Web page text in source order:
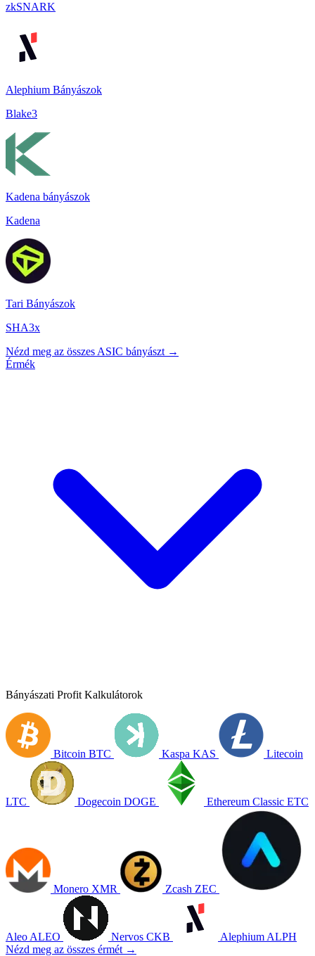
zkSNARK
Alephium Bányászok
Blake3
Kadena bányászok
Kadena
Tari Bányászok
SHA3x
Nézd meg az összes ASIC bányászt →
Érmék
Bányászati Profit Kalkulátorok
Bitcoin BTC Kaspa KAS Litecoin
LTC Dogecoin DOGE Ethereum Classic ETC
Monero XMR Zcash ZEC
Aleo ALEO Nervos CKB Alephium ALPH
Nézd meg az összes érmét →